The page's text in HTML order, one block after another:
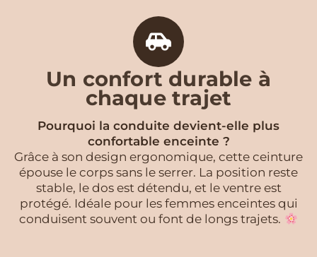
Un confort durable à
chaque trajet
Pourquoi la conduite devient-elle plus
confortable enceinte ?
Grâce à son design ergonomique, cette ceinture
épouse le corps sans le serrer. La position reste
stable, le dos est détendu, et le ventre est
protégé. Idéale pour les femmes enceintes qui
conduisent souvent ou font de longs trajets.